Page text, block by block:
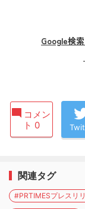
Google検
コメン
ト 0
関連タグ
#PRTIMESプレスリ